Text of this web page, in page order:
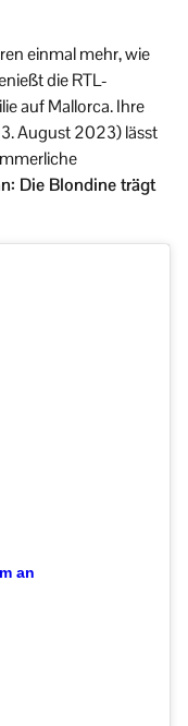
einmal mehr, wie
die RTL-
auf Mallorca. Ihre
August 2023) lässt
Die Blondine trägt
an